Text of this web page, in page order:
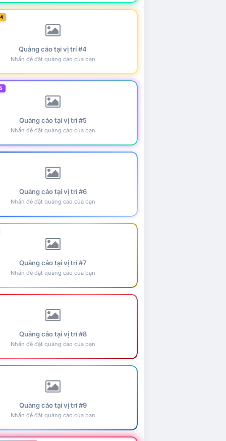
Quảng cáo tại vị trí #4
Nhấn để đặt quảng cáo của bạn
Quảng cáo tại vị trí #5
Nhấn để đặt quảng cáo của bạn
Quảng cáo tại vị trí #6
Nhấn để đặt quảng cáo của bạn
Quảng cáo tại vị trí #7
Nhấn để đặt quảng cáo của bạn
Quảng cáo tại vị trí #8
Nhấn để đặt quảng cáo của bạn
Quảng cáo tại vị trí #9
Nhấn để đặt quảng cáo của bạn